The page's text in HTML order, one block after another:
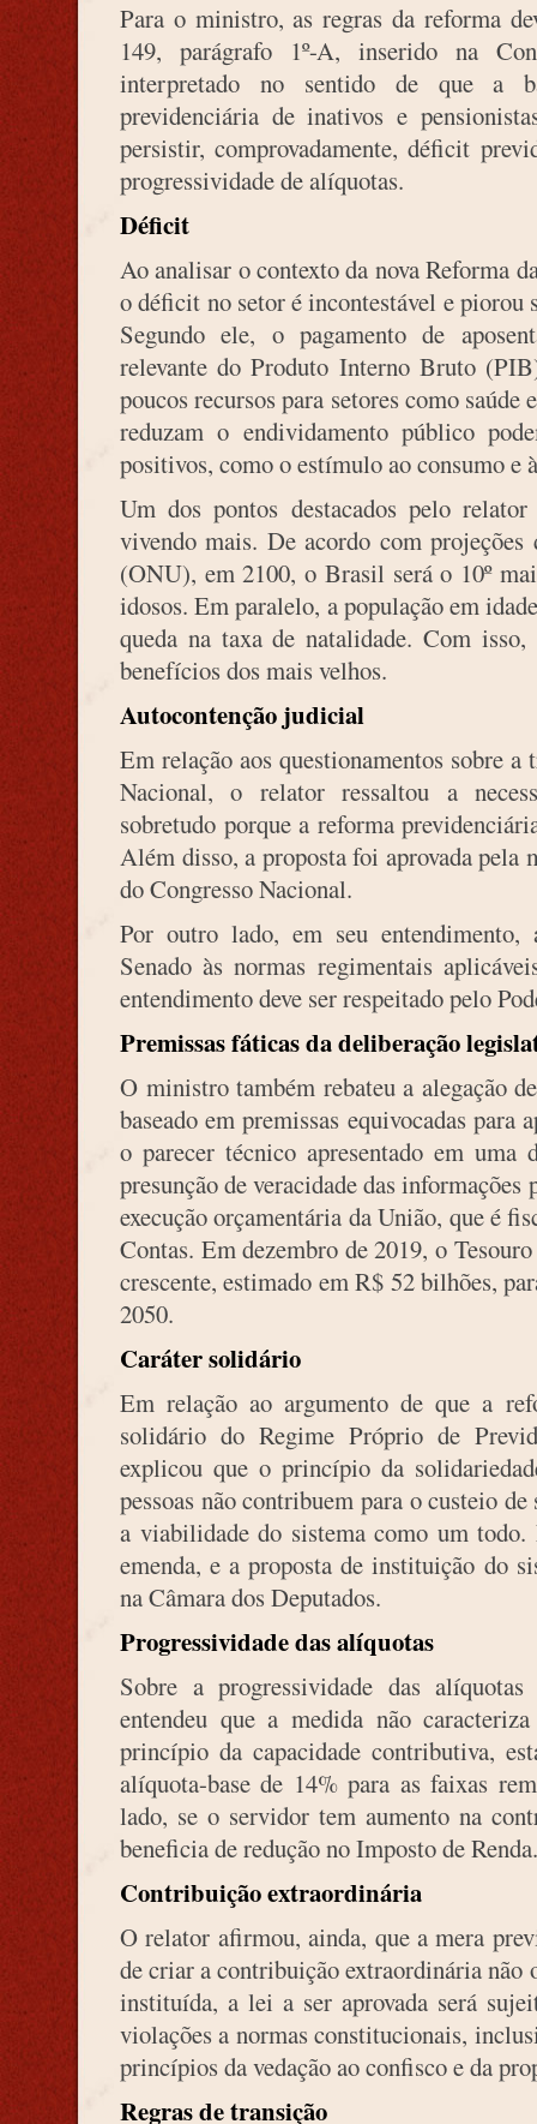
Para o ministro, as regras da reforma
149, parágrafo 1º-A, inserido na
interpretado no sentido de que a
previdenciária de inativos e
persistir, comprovadamente, déficit
progressividade de alíquotas.
Déficit
Ao analisar o contexto da nova Reforma
o déficit no setor é incontestável e
Segundo ele, o pagamento de
relevante do Produto Interno Bruto
poucos recursos para setores como saúde
reduzam o endividamento público
positivos, como o estímulo ao consumo e
Um dos pontos destacados pelo
vivendo mais. De acordo com projeções
(ONU), em 2100, o Brasil será o 10º
idosos. Em paralelo, a população em
queda na taxa de natalidade. Com
benefícios dos mais velhos.
Autocontenção judicial
Em relação aos questionamentos sobre a
Nacional, o relator ressaltou a
sobretudo porque a reforma
Além disso, a proposta foi aprovada pela
do Congresso Nacional.
Por outro lado, em seu entendimento,
Senado às normas regimentais
entendimento deve ser respeitado pelo
Premissas fáticas da deliberação
O ministro também rebateu a alegação
baseado em premissas equivocadas para
o parecer técnico apresentado em uma
presunção de veracidade das
execução orçamentária da União, que é
Contas. Em dezembro de 2019, o
crescente, estimado em R$ 52 bilhões,
2050.
Caráter solidário
Em relação ao argumento de que a
solidário do Regime Próprio de
explicou que o princípio da
pessoas não contribuem para o custeio
a viabilidade do sistema como um
emenda, e a proposta de instituição do
na Câmara dos Deputados.
Progressividade das alíquotas
Sobre a progressividade das
entendeu que a medida não
princípio da capacidade contributiva,
alíquota-base de 14% para as faixas
lado, se o servidor tem aumento na
beneficia de redução no Imposto de Renda.
Contribuição extraordinária
O relator afirmou, ainda, que a mera
de criar a contribuição extraordinária não
instituída, a lei a ser aprovada será
violações a normas constitucionais,
princípios da vedação ao confisco e da
Regras de transição